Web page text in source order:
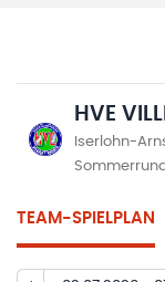
HVE
Iserlohn-
TEAM-SPIELPLAN